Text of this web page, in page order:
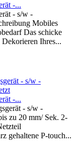
-...
- s/w -
Mobiles
Das schicke
Ihres...
-...
- s/w -
zu 20 mm/ Sek. 2-
gehaltene P-touch...